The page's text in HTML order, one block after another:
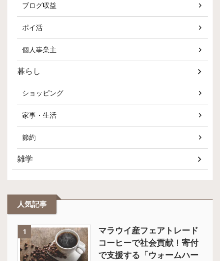
ブログ収益
ポイ活
個人事業主
暮らし
ショッピング
家事・生活
節約
雑学
人気記事
1
マラウイ産フェアトレード
コーヒーで社会貢献！寄付
で支援する「ウォームハー